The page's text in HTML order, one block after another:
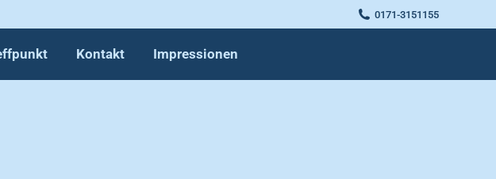
0171-3151155
Kontakt Impressionen
Kontakt Impressionen